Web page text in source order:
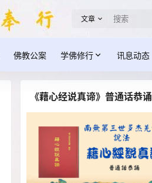
文章
佛教公案 学佛修行 讯息动态
《藉心经说真谛》普通话恭诵